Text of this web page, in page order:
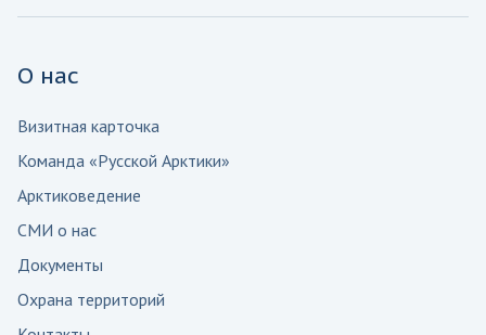
О нас
Визитная карточка
Команда «Русской Арктики»
Арктиковедение
СМИ о нас
Документы
Охрана территорий